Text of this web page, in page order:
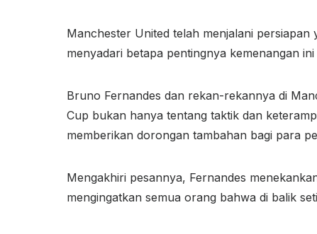
Manchester United telah menjalani
menyadari betapa pentingnya kemenangan
Bruno Fernandes dan rekan-rekannya di
Cup bukan hanya tentang taktik dan
memberikan dorongan tambahan bagi para
Mengakhiri pesannya, Fernandes
mengingatkan semua orang bahwa di balik